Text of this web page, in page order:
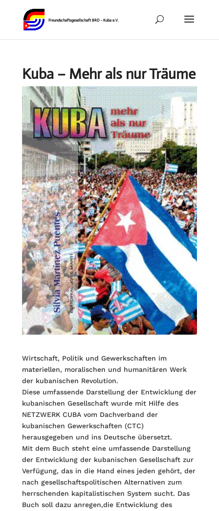
Kuba – Mehr als nur Träume
Wirtschaft, Politik und Gewerkschaften im
materiellen, moralischen und humanitären Werk
der kubanischen Revolution.
Diese umfassende Darstellung der Entwicklung der
kubanischen Gesellschaft wurde mit Hilfe des
NETZWERK CUBA vom Dachverband der
kubanischen Gewerkschaften (CTC)
herausgegeben und ins Deutsche übersetzt.
Mit dem Buch steht eine umfassende Darstellung
der Entwicklung der kubanischen Gesellschaft zur
Verfügung, das in die Hand eines jeden gehört, der
nach gesellschaftspolitischen Alternativen zum
herrschenden kapitalistischen System sucht. Das
Buch soll dazu anregen,die Entwicklung des